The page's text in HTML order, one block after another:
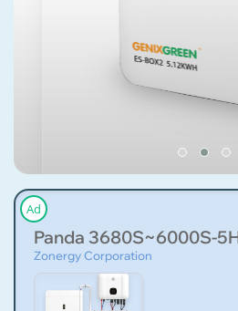
Ad
Panda 3680S~6000S-
Zonergy Corporation